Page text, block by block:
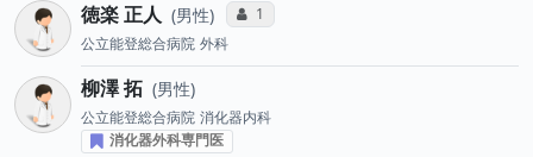
徳楽 正人 男性 コミュニケーション・タイプ投票数
1
公立能登総合病院 外科
柳澤 拓 男性
公立能登総合病院 消化器内科
消化器外科専門医